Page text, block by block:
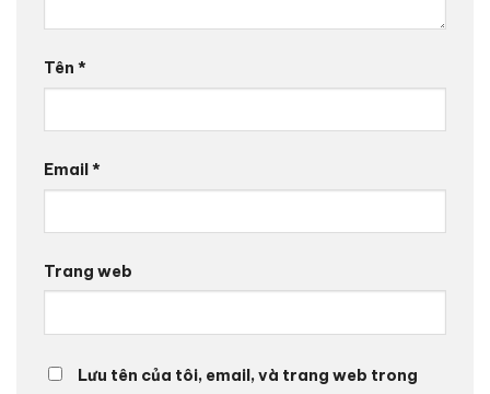
Tên *
Email*
Trang web
Lưu tên của tôi, email, và trang web trong